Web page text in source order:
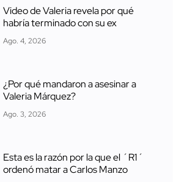
Video de Valeria revela por qué
habría terminado con su ex
Ago. 4, 2026
¿Por qué mandaron a asesinar a
Valeria Márquez?
Ago. 3, 2026
Esta es la razón por la que el ´R1´
ordenó matar a Carlos Manzo